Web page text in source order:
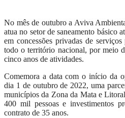
No mês de outubro a Aviva
atua no setor de saneamento básico
em concessões privadas de
todo o território nacional, por meio
cinco anos de atividades.
Comemora a data com o início da
dia 1 de outubro de 2022, uma
municípios da Zona da Mata e
400 mil pessoas e investimentos
contrato de 35 anos.